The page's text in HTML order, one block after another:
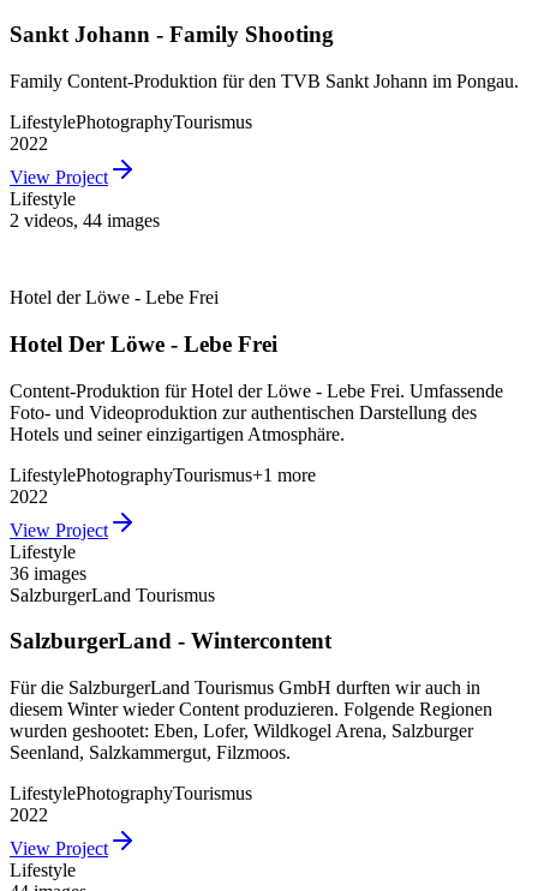
Sankt Johann - Family Shooting
Family Content-Produktion für den TVB Sankt Johann im Pongau.
LifestylePhotographyTourismus
2022
View Project
Lifestyle
2 videos, 44 images
Hotel der Löwe - Lebe Frei
Hotel Der Löwe - Lebe Frei
Content-Produktion für Hotel der Löwe - Lebe Frei. Umfassende
Foto- und Videoproduktion zur authentischen Darstellung des
Hotels und seiner einzigartigen Atmosphäre.
LifestylePhotographyTourismus+1 more
2022
View Project
Lifestyle
36 images
SalzburgerLand Tourismus
SalzburgerLand - Wintercontent
Für die SalzburgerLand Tourismus GmbH durften wir auch in
diesem Winter wieder Content produzieren. Folgende Regionen
wurden geshootet: Eben, Lofer, Wildkogel Arena, Salzburger
Seenland, Salzkammergut, Filzmoos.
LifestylePhotographyTourismus
2022
View Project
Lifestyle